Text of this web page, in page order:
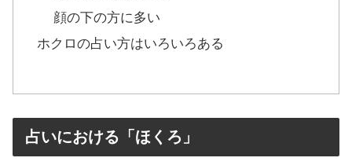
顔の下の方に多い
ホクロの占い方はいろいろある
占いにおける「ほくろ」